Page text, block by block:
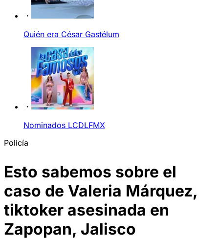
Quién era César Gastélum
Nominados LCDLFMX
Policía
Esto sabemos sobre el
caso de Valeria Márquez,
tiktoker asesinada en
Zapopan, Jalisco